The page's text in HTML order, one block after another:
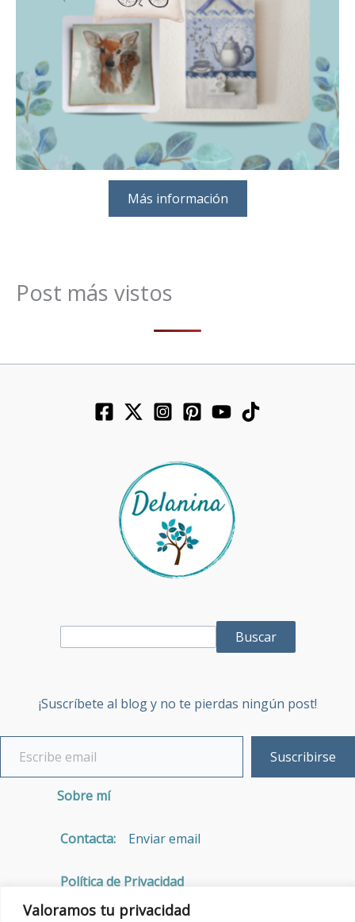
Valoramos tu privacidad
Más información
Post más vistos
Buscar
¡Suscríbete al blog y no te pierdas ningún post!
Suscribirse
Sobre mí
Contacta: Enviar email
Política de Privacidad